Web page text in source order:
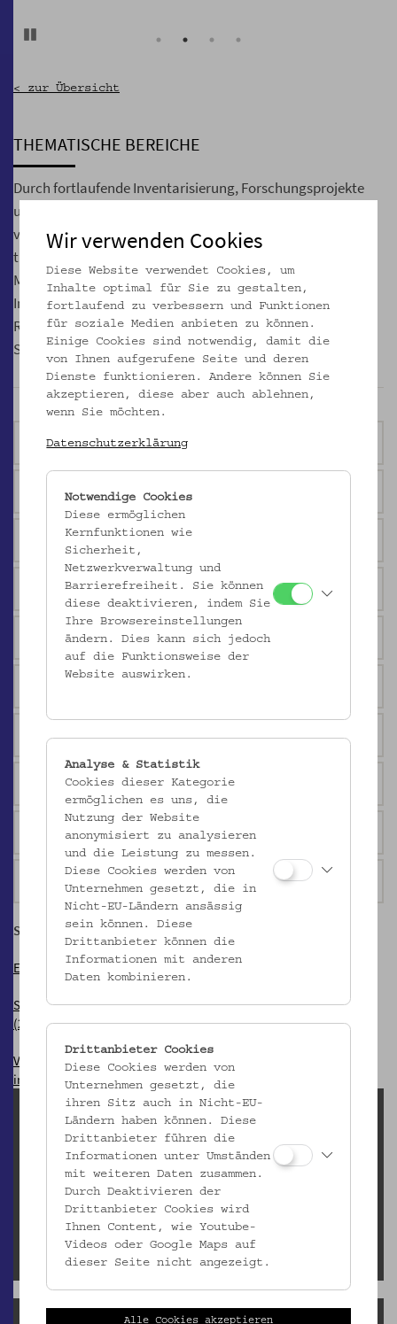
< zur Übersicht
THEMATISCHE BEREICHE
Durch fortlaufende Inventarisierung, Forschungsprojekte
und Ausstellungstätigkeit entstehen Objektgruppen, die
vertieft beschrieben und dokumentiert sind. Solche
thematischen Bereiche umfassen meist Objekte aus allen
Materialgruppen. Beispiele sind Geräte und Handwerk,
Imkerei, Musikinstrumente, profane Skulptur und Plastik,
Religion und Glaube, Krippen, Votive, Judaica, Uhren und
Spielzeug.
Geräte und Handwerk
Imkerei
Musikinstrumente
Skulptur und Plastik
Religion und Glaube
Votive
Judaica
Uhren
Spielzeug
SAMMLUNGSBEREICHE IM FOKUS
Einfliegen! Bemalte Bienenstockstirnbretter (2017)
Startfeld Bethlehem. Die barocke Jaufenthaler Krippe aus Tirol
(2015)
Von Dreideln, Mazzes und Beschneidungsmessern. Jüdische Dinge
im Museum (2011)
Leihanfragen (inaktiv)
Elisabeth Egger
elisabeth.egger@volkskundemuseum.at
Downloads
Leihbedingungen und Leihgebühren
Klimatische Bedingungen
Bestellformular Leihgaben
Wir verwenden Cookies
Diese Website verwendet Cookies, um
Inhalte optimal für Sie zu gestalten,
fortlaufend zu verbessern und Funktionen
für soziale Medien anbieten zu können.
Einige Cookies sind notwendig, damit die
von Ihnen aufgerufene Seite und deren
Dienste funktionieren. Andere können Sie
akzeptieren, diese aber auch ablehnen,
wenn Sie möchten.
Datenschutzerklärung
Notwendige Cookies
Diese ermöglichen
Kernfunktionen wie
Sicherheit,
Netzwerkverwaltung und
Barrierefreiheit. Sie können
diese deaktivieren, indem Sie
Ihre Browsereinstellungen
ändern. Dies kann sich jedoch
auf die Funktionsweise der
Website auswirken.
Analyse & Statistik
Cookies dieser Kategorie
ermöglichen es uns, die
Nutzung der Website
anonymisiert zu analysieren
und die Leistung zu messen.
Diese Cookies werden von
Unternehmen gesetzt, die in
Nicht-EU-Ländern ansässig
sein können. Diese
Drittanbieter können die
Informationen mit anderen
Daten kombinieren.
Drittanbieter Cookies
Diese Cookies werden von
Unternehmen gesetzt, die
ihren Sitz auch in Nicht-EU-
Ländern haben können. Diese
Drittanbieter führen die
Informationen unter Umständen
mit weiteren Daten zusammen.
Durch Deaktivieren der
Drittanbieter Cookies wird
Ihnen Content, wie Youtube-
Videos oder Google Maps auf
dieser Seite nicht angezeigt.
Alle Cookies akzeptieren